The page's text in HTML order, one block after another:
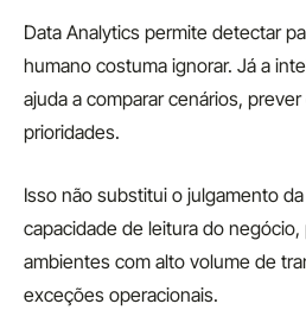
Data Analytics permite detectar
humano costuma ignorar. Já a
ajuda a comparar cenários,
prioridades.
Isso não substitui o julgamento
capacidade de leitura do
ambientes com alto volume de
exceções operacionais.